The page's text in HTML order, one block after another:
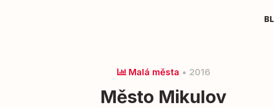
Malá města • 2016
Město Mikulov